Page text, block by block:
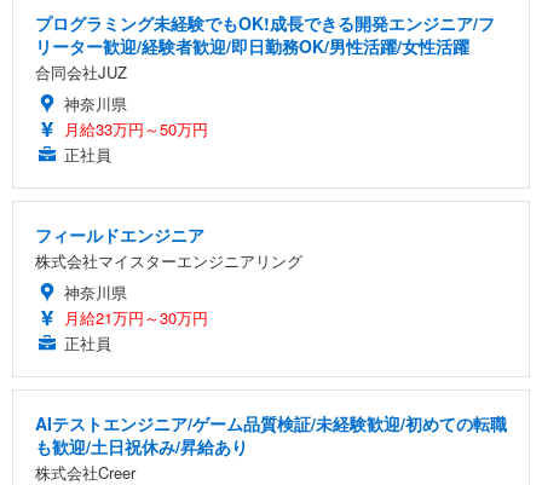
プログラミング未経験でもOK!成長できる開発エンジニア/フ
リーター歓迎/経験者歓迎/即日勤務OK/男性活躍/女性活躍
合同会社JUZ
神奈川県
月給33万円～50万円
正社員
フィールドエンジニア
株式会社マイスターエンジニアリング
神奈川県
月給21万円～30万円
正社員
AIテストエンジニア/ゲーム品質検証/未経験歓迎/初めての転職
も歓迎/土日祝休み/昇給あり
株式会社Creer